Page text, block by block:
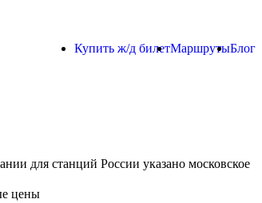
Купить ж/д билетМаршрутыБлог
для станций России указано московское
цены